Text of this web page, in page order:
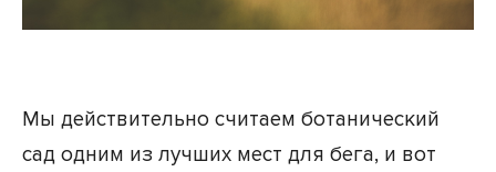
Мы действительно считаем ботанический
сад одним из лучших мест для бега, и вот